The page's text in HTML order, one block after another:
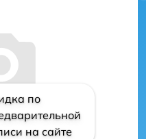
по
на сайте